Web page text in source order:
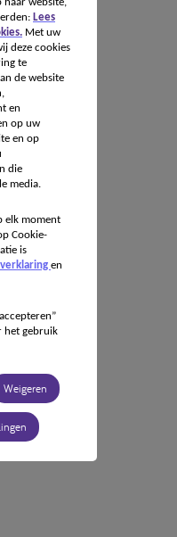
Lees
Met uw
deze cookies
te
de website
en
op uw
en op
die
media.
elk moment
Cookie-
is
en
het gebruik
Weigeren